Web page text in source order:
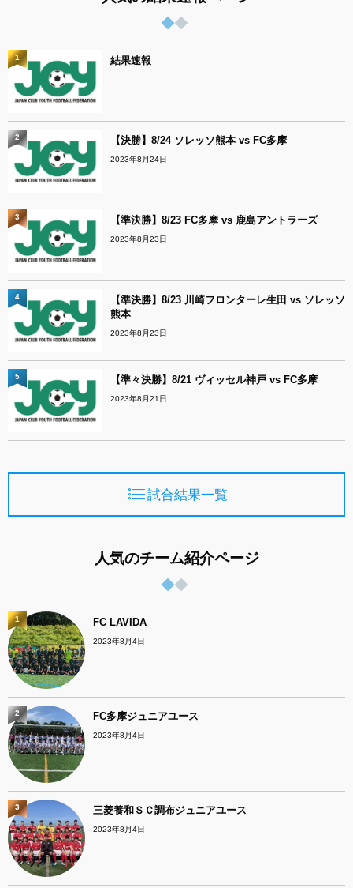
結果速報
1
【決勝】8/24 ソレッソ熊本 vs FC多摩
2023年8月24日
2
【準決勝】8/23 FC多摩 vs 鹿島アントラーズ
2023年8月23日
3
【準決勝】8/23 川崎フロンターレ生田 vs ソレッソ
熊本
2023年8月23日
4
【準々決勝】8/21 ヴィッセル神戸 vs FC多摩
2023年8月21日
5
試合結果一覧
人気のチーム紹介ページ
FC LAVIDA
2023年8月4日
1
FC多摩ジュニアユース
2023年8月4日
2
三菱養和ＳＣ調布ジュニアユース
2023年8月4日
3